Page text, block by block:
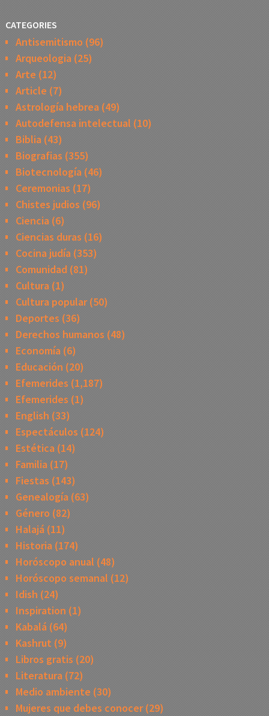
CATEGORIES
Antisemitismo (96)
Arqueologia(25)
Arte (12)
Article (7)
Astrología hebrea(49)
Autodefensa intelectual (10)
Biblia(43)
Biografias (355)
Biotecnología(46)
Ceremonias (17)
Chistes judios (96)
Ciencia(6)
Ciencias duras (16)
Cocina judía(353)
Comunidad(81)
Cultura(1)
Cultura popular(50)
Deportes (36)
Derechos humanos (48)
Economía(6)
Educación (20)
Efemerides (1,187)
Efemerides (1)
English (33)
Espectáculos (124)
Estética(14)
Familia(17)
Fiestas (143)
Genealogía(63)
Género (82)
Halajá(11)
Historia(174)
Horóscopo anual (48)
Horóscopo semanal (12)
Idish (24)
Inspiration (1)
Kabalá(64)
Kashrut (9)
Libros gratis (20)
Literatura(72)
Medio ambiente (30)
Mujeres que debes conocer(29)